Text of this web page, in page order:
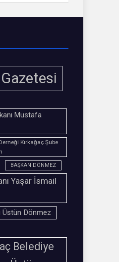
Mustafa
Kırkağaç Şube
BAŞKAN DÖNMEZ
Yaşar İsmail
Üstün Dönmez
Belediye